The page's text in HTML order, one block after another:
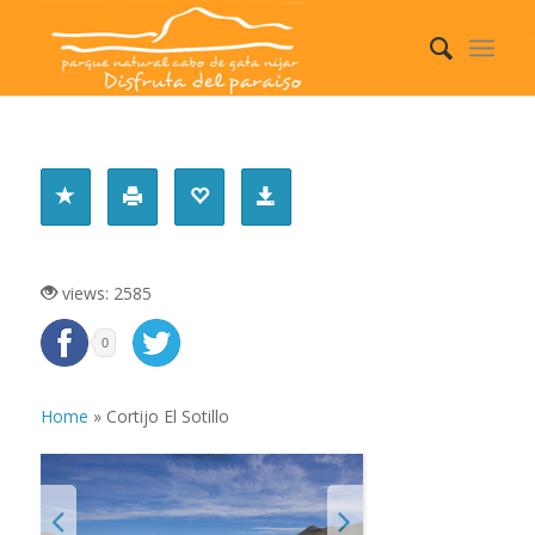
views: 2585
0
Home » Cortijo El Sotillo